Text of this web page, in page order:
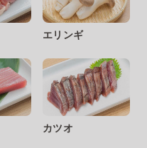
エリンギ
カツオ